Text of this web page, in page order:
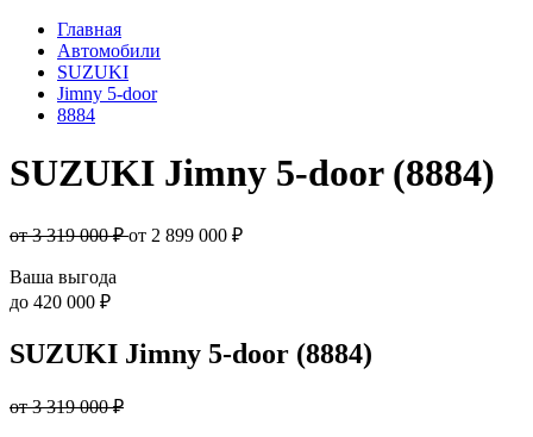
Главная
Автомобили
SUZUKI
Jimny 5-door
8884
SUZUKI Jimny 5-door (8884)
от 3 319 000 ₽от 2 899 000 ₽
Ваша выгода
до 420 000 ₽
SUZUKI Jimny 5-door (8884)
от 3 319 000 ₽